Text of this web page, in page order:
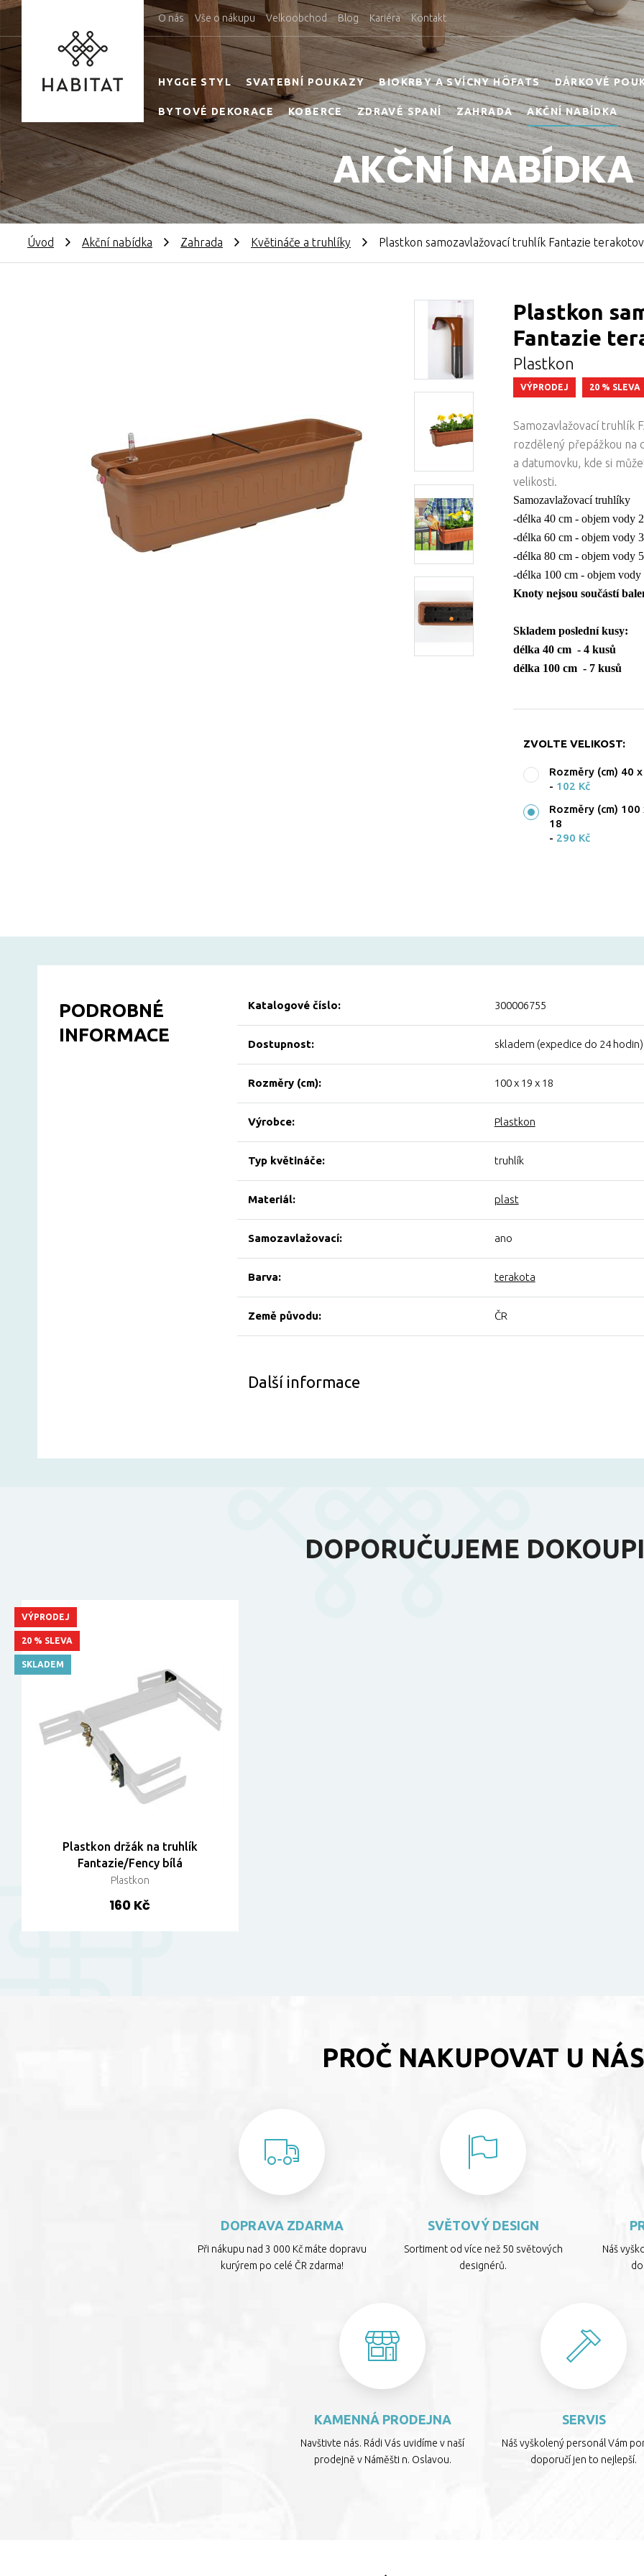
O nás Vše o nákupu Velkoobchod Blog Kariéra Kontakt
HYGGE STYL SVATEBNÍ POUKAZY BIOKRBY A SVÍCNY HÖFATS DÁRKOVÉ
BYTOVÉ DEKORACE KOBERCE ZDRAVÉ SPANÍ ZAHRADA AKČNÍ NABÍDKA
AKČNÍ NABÍDKA
Úvod Akční nabídka Zahrada Květináče a truhlíky Plastkon samozavlažovací truhlík Fantazie
Plastkon
Fantazie
Plastkon
VÝPRODEJ 20 % SLEVA
Samozavlažovací truhlík
rozdělený přepážkou na
a datumovku, kde si
velikosti.
Samozavlažovací truhlíky
-délka 40 cm - objem vody
-délka 60 cm - objem vody
-délka 80 cm - objem vody
-délka 100 cm - objem
Knoty nejsou součástí
Skladem poslední kusy:
délka 40 cm - 4 kusů
délka 100 cm - 7 kusů
ZVOLTE VELIKOST:
Rozměry (cm) 40
- 102 Kč
Rozměry (cm) 100
18
- 290 Kč
PODROBNÉ
INFORMACE
Katalogové číslo: 300006755
Dostupnost: skladem (expedice do 24 hodin)
Rozměry (cm): 100 x 19 x 18
Výrobce: Plastkon
Typ květináče: truhlík
Materiál: plast
Samozavlažovací: ano
Barva: terakota
Země původu: ČR
Další informace
DOPORUČUJEME
Plastkon držák na truhlík
Fantazie/Fency bílá
Plastkon
160 Kč
VÝPRODEJ
20 % SLEVA
SKLADEM
PROČ NAKUPOVAT U NÁS
DOPRAVA ZDARMA
Při nákupu nad 3 000 Kč máte dopravu
kurýrem po celé ČR zdarma!
SVĚTOVÝ DESIGN
Sortiment od více než 50 světových
designérů.
Náš
KAMENNÁ PRODEJNA
Navštivte nás. Rádi Vás uvidíme v naší
prodejně v Náměšti n. Oslavou.
SERVIS
Náš vyškolený personál Vám
doporučí jen to nejlepší.